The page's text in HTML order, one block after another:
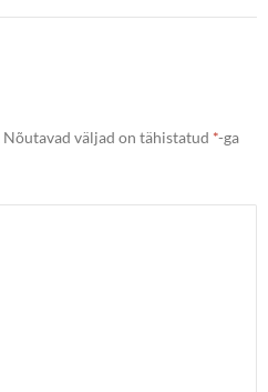
Nõutavad väljad on tähistatud *-ga